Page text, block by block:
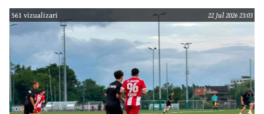
european, multiplu campion național, Ion Alexe va împlini
sâmbătă, 25 iulie, frumoasa vârstă de 80 ani.
561 vizualizari 22 Jul 2026 23:03